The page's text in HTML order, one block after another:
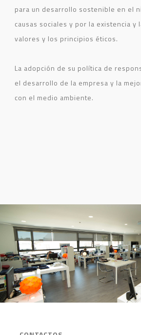
para un desarrollo sostenible en el
causas sociales y por la existencia y
valores y los principios éticos.
La adopción de su política de
el desarrollo de la empresa y la
con el medio ambiente.